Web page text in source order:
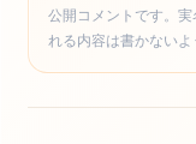
公開コメントです。
れる内容は書かないよ